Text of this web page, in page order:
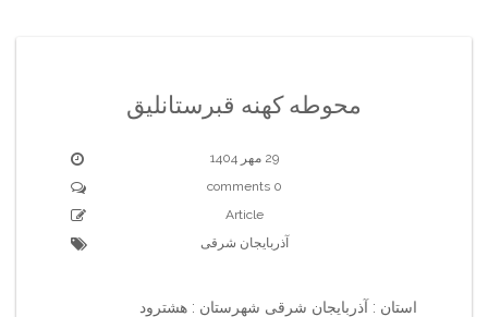
محوطه کهنه قبرستانلیق
29 مهر 1404
0 comments
Article
آذربایجان شرقی
استان : آذربایجان شرقی شهرستان : هشترود